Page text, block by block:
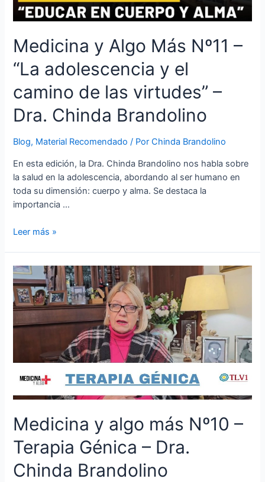
Medicina y Algo Más Nº11 –
“La adolescencia y el
camino de las virtudes” –
Dra. Chinda Brandolino
Blog, Material Recomendado / PorChinda Brandolino
En esta edición, la Dra. Chinda Brandolino nos habla sobre
la salud en la adolescencia, abordando al ser humano en
toda su dimensión: cuerpo y alma. Se destaca la
importancia …
Leer más »
Medicina y algo más Nº10 –
Terapia Génica – Dra.
Chinda Brandolino